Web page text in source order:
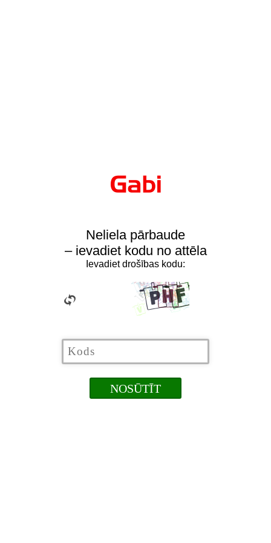
Neliela pārbaude
– ievadiet kodu no attēla
Ievadiet drošības kodu: